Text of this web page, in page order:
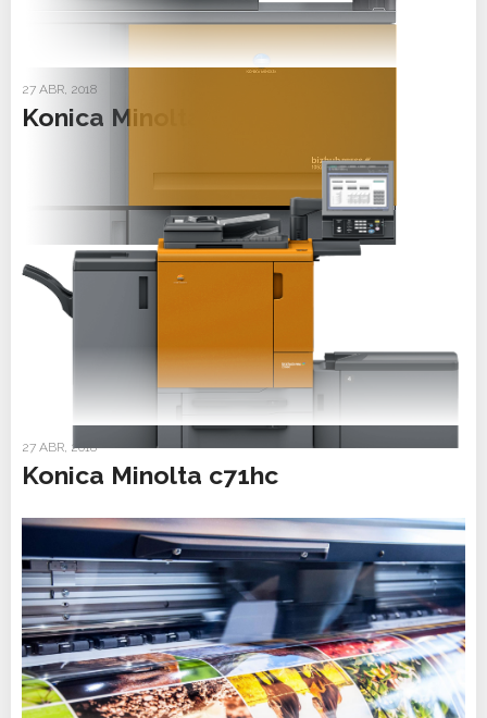
27 ABR, 2018
Konica Minolta 1052
27 ABR, 2018
Konica Minolta c71hc